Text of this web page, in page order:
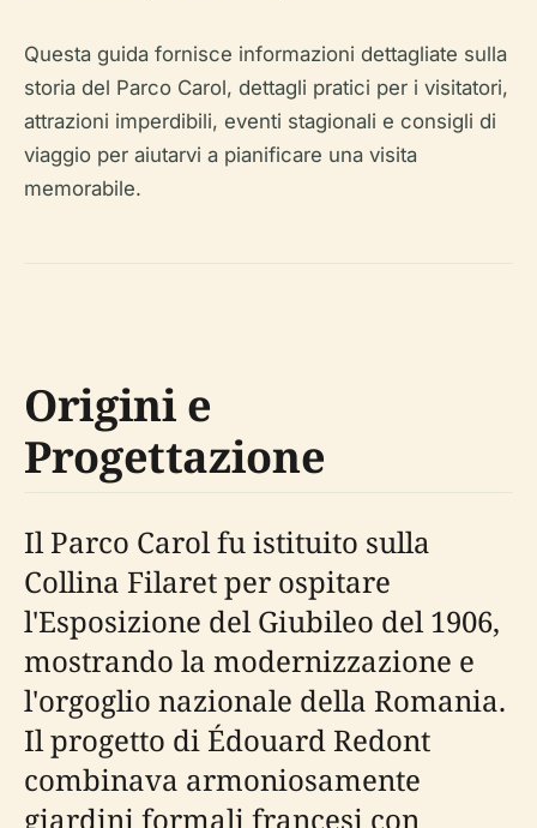
Questa guida fornisce informazioni dettagliate sulla
storia del Parco Carol, dettagli pratici per i visitatori,
attrazioni imperdibili, eventi stagionali e consigli di
viaggio per aiutarvi a pianificare una visita
memorabile.
Origini e
Progettazione
Il Parco Carol fu istituito sulla
Collina Filaret per ospitare
l'Esposizione del Giubileo del 1906,
mostrando la modernizzazione e
l'orgoglio nazionale della Romania.
Il progetto di Édouard Redont
combinava armoniosamente
giardini formali francesi con